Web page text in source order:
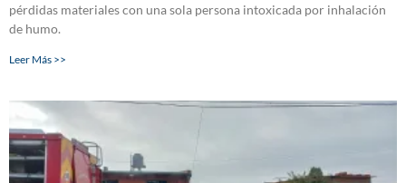
pérdidas materiales con una sola persona intoxicada por inhalación
de humo.
Leer Más >>